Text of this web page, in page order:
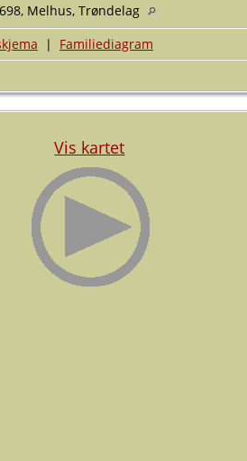
Melhus, Trøndelag
| Familiediagram
Vis kartet